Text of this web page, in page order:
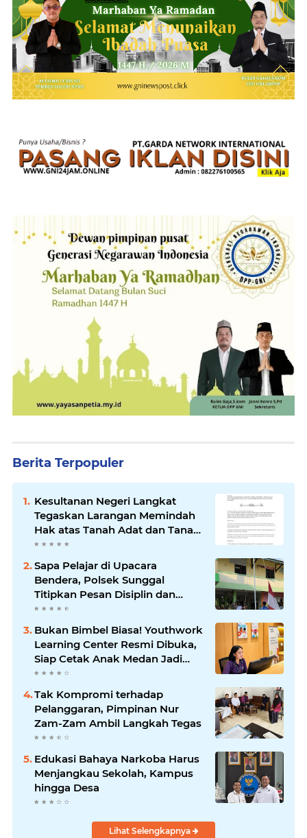
Berita Terpopuler
Kesultanan Negeri Langkat
Tegaskan Larangan Memindah
Hak atas Tanah Adat dan Tanah
Kesultanan
Sapa Pelajar di Upacara
Bendera, Polsek Sunggal
Titipkan Pesan Disiplin dan
Jauhi Kenakalan Remaja
Bukan Bimbel Biasa! Youthwork
Learning Center Resmi Dibuka,
Siap Cetak Anak Medan Jadi
Pemimpin Berstandar Global
Tak Kompromi terhadap
Pelanggaran, Pimpinan Nur
Zam-Zam Ambil Langkah Tegas
Edukasi Bahaya Narkoba Harus
Menjangkau Sekolah, Kampus
hingga Desa
Lihat Selengkapnya